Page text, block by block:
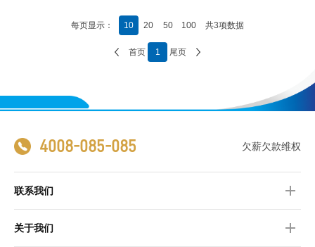
每页显示： 10 20 50 100 共3项数据
首页 1 尾页
4008-085-085 欠薪欠款维权
联系我们
关于我们